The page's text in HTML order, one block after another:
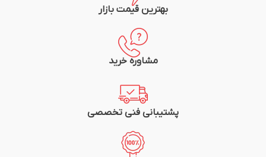
بهترین قیمت بازار
مشاوره خرید
پشتیبانی فنی تخصصی